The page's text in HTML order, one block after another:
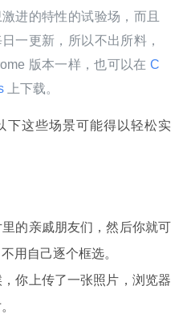
进的特性的试验场，而且
一更新，所以不出所料，
版本一样，也可以在 C
上下载。
下这些场景可能得以轻松实
的亲戚朋友们，然后你就可
用自己逐个框选。
你上传了一张照片，浏览器